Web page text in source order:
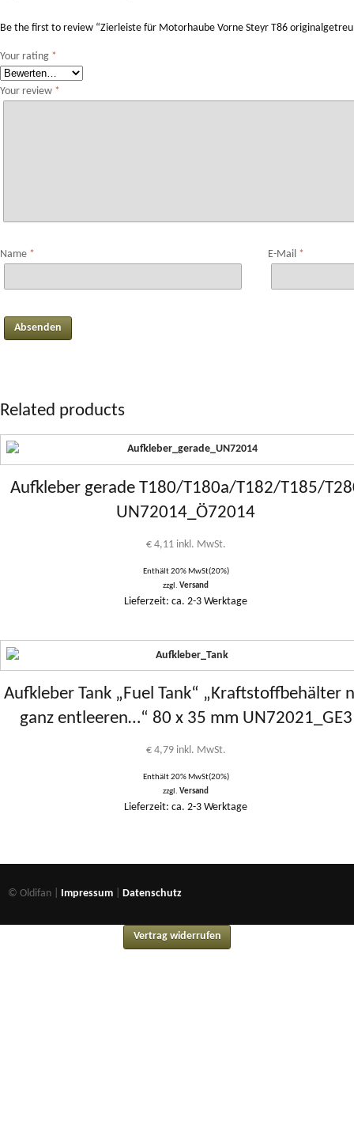
Be the first to review “Zierleiste für Motorhaube Vorne Steyr T86
Your rating *
Your review *
Name * E-Mail *
Related products
Aufkleber gerade T180/T180a/T182/T185/
UN72014_Ö72014
€4,11 inkl. MwSt.
Enthält 20% MwSt(20%)
zzgl.Versand
Lieferzeit: ca. 2-3 Werktage
Aufkleber Tank „Fuel Tank“ „Kraftstoffbehälter
ganz entleeren…“ 80 x 35 mm UN72021_GE3
€4,79 inkl. MwSt.
Enthält 20% MwSt(20%)
zzgl.Versand
Lieferzeit: ca. 2-3 Werktage
© Oldifan | Impressum Datenschutz
Vertrag widerrufen